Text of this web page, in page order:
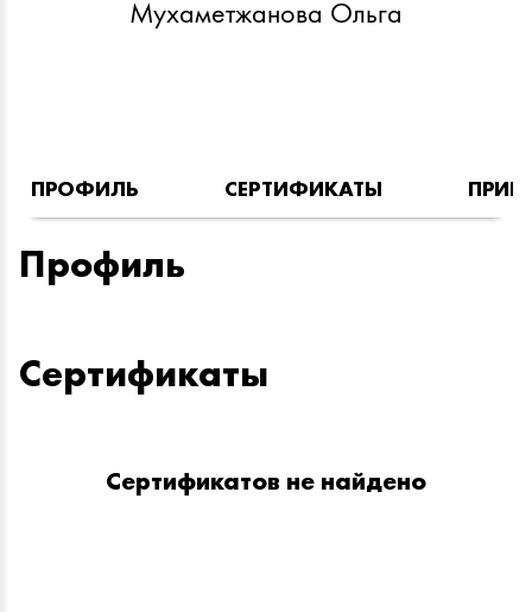
Мухаметжанова Ольга
ПРОФИЛЬ СЕРТИФИКАТЫ
Профиль
Сертификаты
Сертификатов не найдено